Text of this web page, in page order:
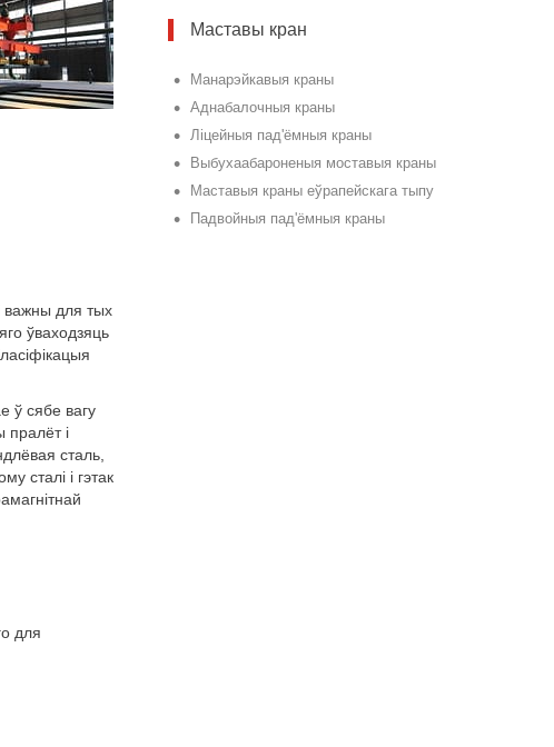
важны для тых
ўваходзяць
ў сябе вагу
пралёт і
сталь,
сталі і гэтак
для
Маставы кран
• Манарэйкавыя краны
• Аднабалочныя краны
• Ліцейныя пад'ёмныя краны
• Выбухаабароненыя моставыя краны
• Маставыя краны еўрапейскага тыпу
• Падвойныя пад'ёмныя краны